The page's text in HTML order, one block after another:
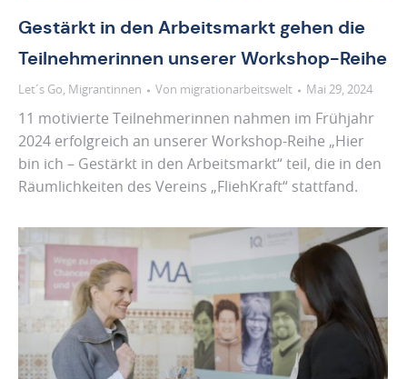
Gestärkt in den Arbeitsmarkt gehen die
Teilnehmerinnen unserer Workshop-Reihe
Let´s Go, Migrantinnen Von migrationarbeitswelt Mai 29, 2024
11 motivierte Teilnehmerinnen nahmen im Frühjahr
2024 erfolgreich an unserer Workshop-Reihe „Hier
bin ich – Gestärkt in den Arbeitsmarkt“ teil, die in den
Räumlichkeiten des Vereins „FliehKraft“ stattfand.